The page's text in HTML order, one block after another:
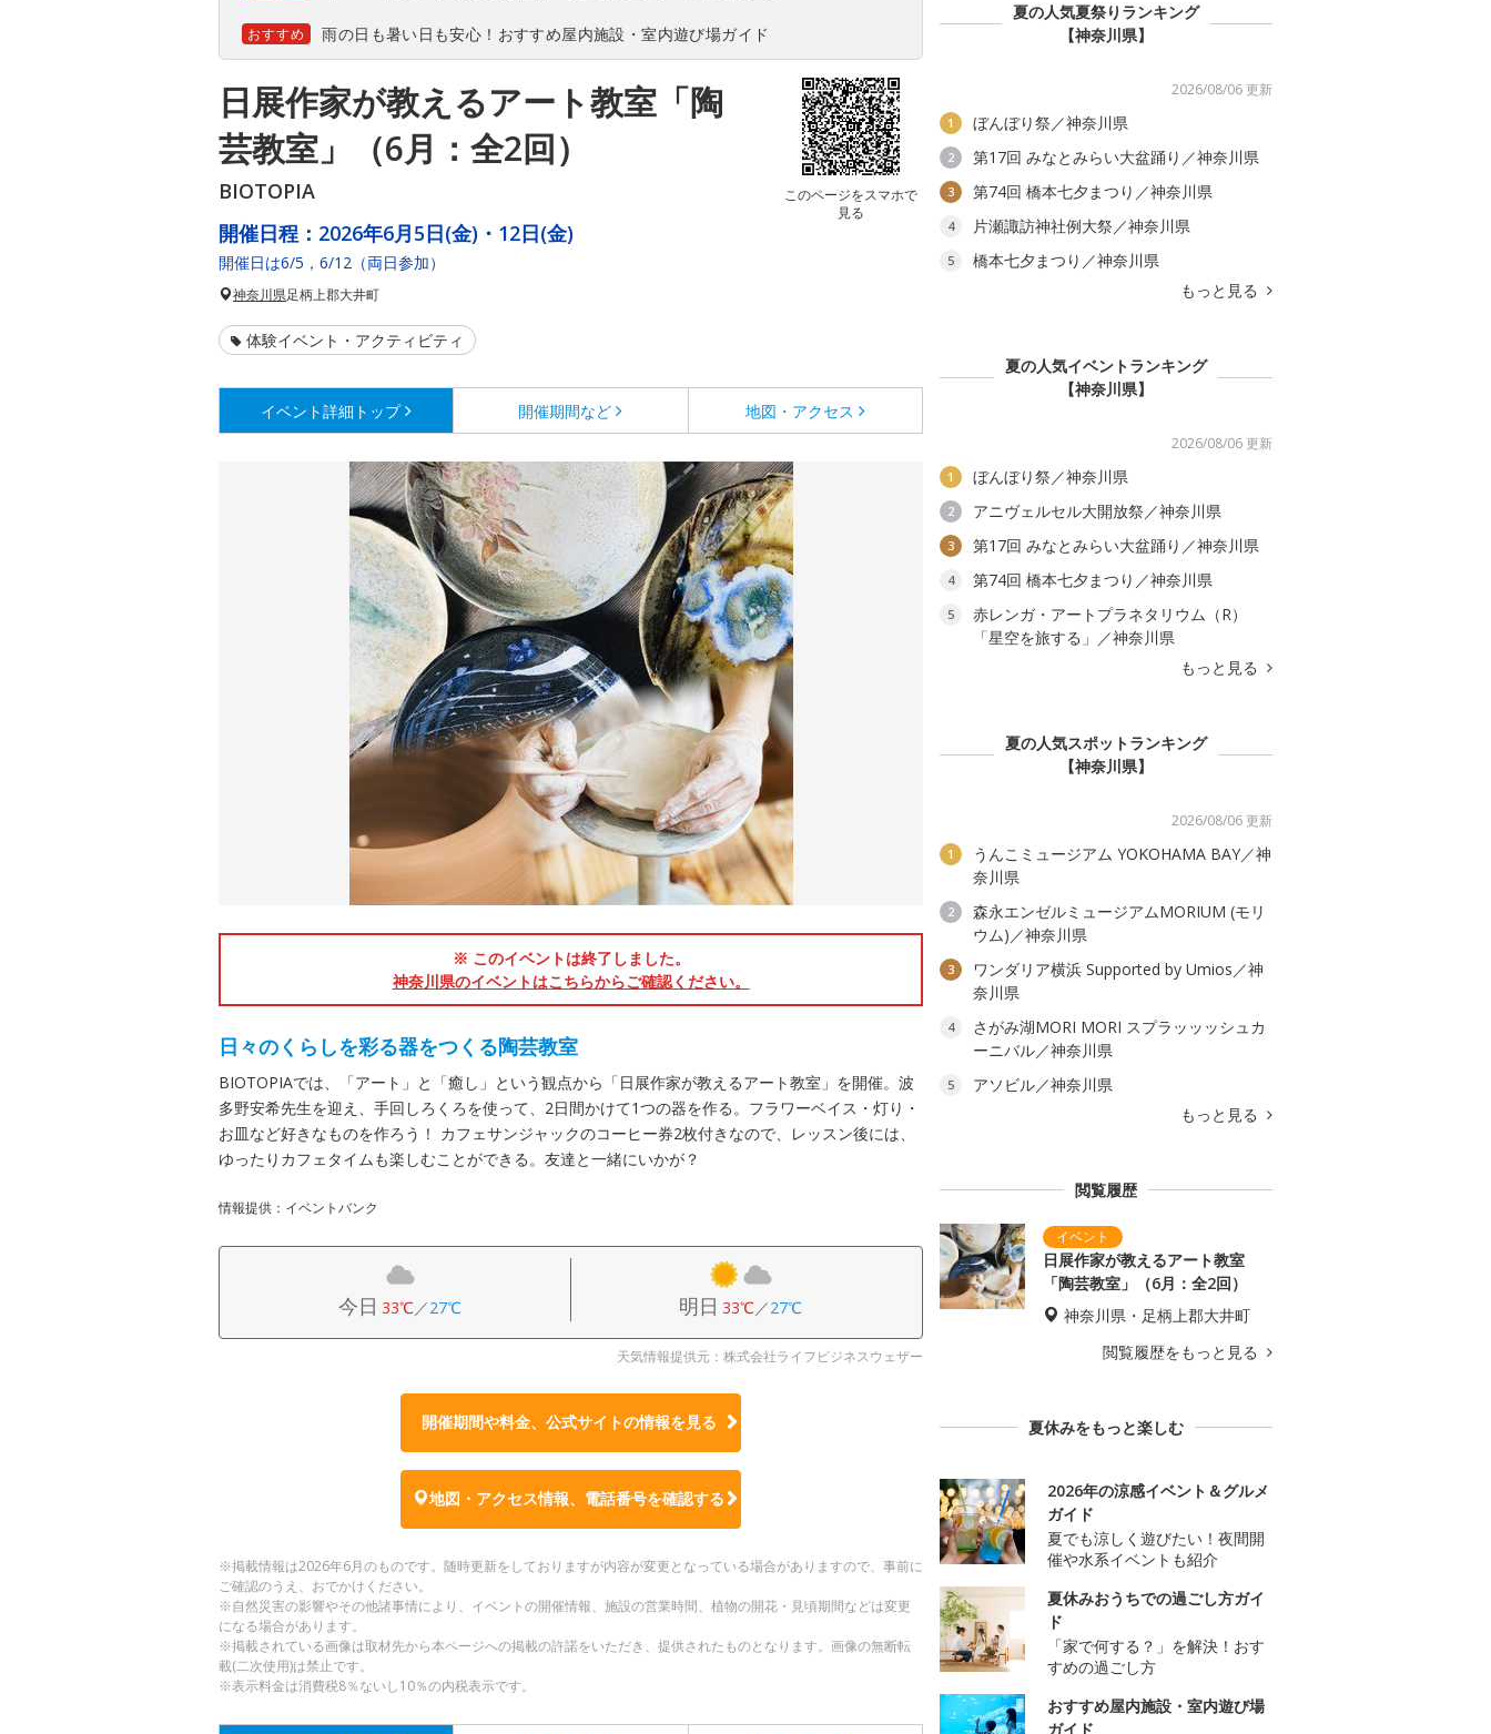
おすすめ 雨の日も暑い日も安心！おすすめ屋内施設・室内遊び場ガイド
日展作家が教えるアート教室「陶
芸教室」（6月：全2回）
BIOTOPIA
このページをスマホで
見る
開催日程： 2026年6月5日(金)・12日(金)
開催日は6/5，6/12（両日参加）
神奈川県足柄上郡大井町
体験イベント・アクティビティ
イベント詳細 トップ 開催期間など 地図・アクセス
※ このイベントは終了しました。
神奈川県のイベントはこちらからご確認ください。
日々のくらしを彩る器をつくる陶芸教室
BIOTOPIAでは、「アート」と「癒し」という観点から「日展作家が教えるアート教室」を開催。波
多野安希先生を迎え、手回しろくろを使って、2日間かけて1つの器を作る。フラワーベイス・灯り・
お皿など好きなものを作ろう！ カフェサンジャックのコーヒー券2枚付きなので、レッスン後には、
ゆったりカフェタイムも楽しむことができる。友達と一緒にいかが？
情報提供：イベントバンク
今日 33℃／27℃ 明日 33℃／27℃
天気情報提供元：株式会社ライフビジネスウェザー
開催期間や料金、公式サイトの情報を見る
地図・アクセス情報、電話番号を確認する
※掲載情報は2026年6月のものです。随時更新をしておりますが内容が変更となっている場合がありますので、事前に
ご確認のうえ、おでかけください。
※自然災害の影響やその他諸事情により、イベントの開催情報、施設の営業時間、植物の開花・見頃期間などは変更
になる場合があります。
※掲載されている画像は取材先から本ページへの掲載の許諾をいただき、提供されたものとなります。画像の無断転
載(二次使用)は禁止です。
※表示料金は消費税8％ないし10％の内税表示です。
夏の人気夏祭りランキング
【神奈川県】
2026/08/06 更新
1 ぼんぼり祭／神奈川県
2 第17回 みなとみらい大盆踊り／神奈川県
3 第74回 橋本七夕まつり／神奈川県
4 片瀬諏訪神社例大祭／神奈川県
5
橋本七夕まつり／神奈川県
もっと見る
夏の人気イベントランキング
【神奈川県】
2026/08/06 更新
1 ぼんぼり祭／神奈川県
2 アニヴェルセル大開放祭／神奈川県
3 第17回 みなとみらい大盆踊り／神奈川県
4 第74回 橋本七夕まつり／神奈川県
5
赤レンガ・アートプラネタリウム（R）
「星空を旅する」／神奈川県
もっと見る
夏の人気スポットランキング
【神奈川県】
2026/08/06 更新
1
うんこミュージアム YOKOHAMA BAY／神
奈川県
2
森永エンゼルミュージアムMORIUM (モリ
ウム)／神奈川県
3
ワンダリア横浜 Supported by Umios／神
奈川県
4
さがみ湖MORI MORI スプラッッッシュカ
ーニバル／神奈川県
5
アソビル／神奈川県
もっと見る
閲覧履歴
日展作家が教えるアート教室
「陶芸教室」（6月：全2回）
神奈川県・足柄上郡大井町
閲覧履歴をもっと見る
夏休みをもっと楽しむ
2026年の涼感イベント＆グルメ
ガイド
夏でも涼しく遊びたい！夜間開
催や水系イベントも紹介
夏休みおうちでの過ごし方ガイ
ド
「家で何する？」を解決！おす
すめの過ごし方
おすすめ屋内施設・室内遊び場
ガイド